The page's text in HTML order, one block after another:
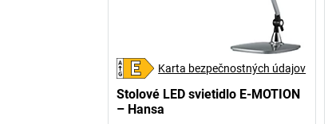
Karta bezpečnostných údajov
Stolové LED svietidlo E-MOTION
– Hansa